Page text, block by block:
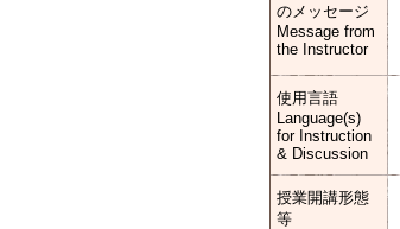
のメッセージ
Message from
the Instructor
使用言語
Language(s)
for Instruction
& Discussion
授業開講形態
等